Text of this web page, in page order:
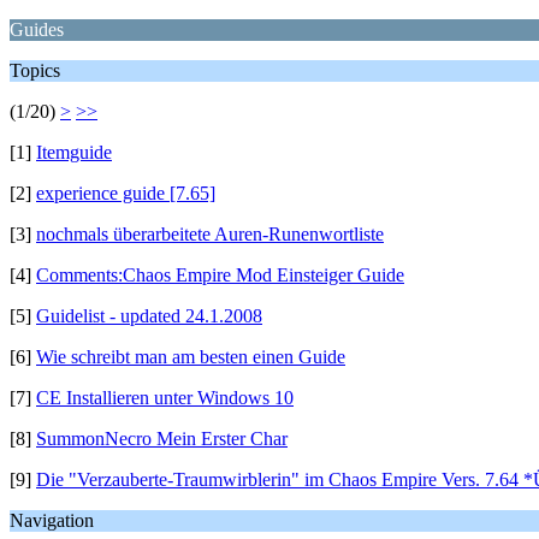
Guides
Topics
(1/20) > >>
[1] Itemguide
[2] experience guide [7.65]
[3] nochmals überarbeitete Auren-Runenwortliste
[4] Comments:Chaos Empire Mod Einsteiger Guide
[5] Guidelist - updated 24.1.2008
[6] Wie schreibt man am besten einen Guide
[7] CE Installieren unter Windows 10
[8] SummonNecro Mein Erster Char
[9] Die "Verzauberte-Traumwirblerin" im Chaos Empire Vers. 7.64
Navigation